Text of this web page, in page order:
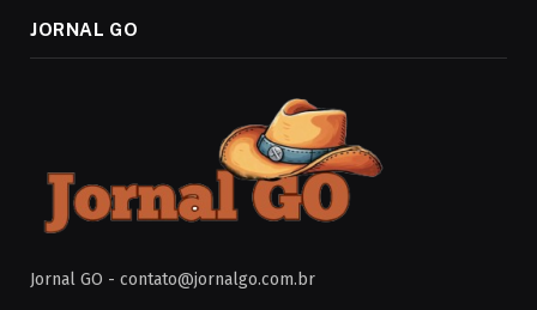
JORNAL GO
Jornal GO - contato@jornalgo.com.br